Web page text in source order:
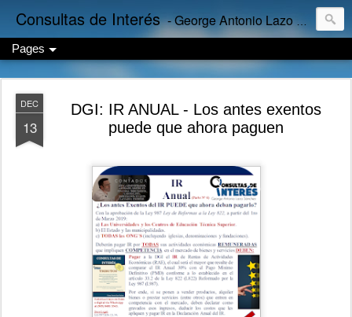
Consultas de Interés - George Antonio Lazo Sánchez
Pages
DEC
13
DGI: IR ANUAL - Los antes exentos
puede que ahora paguen